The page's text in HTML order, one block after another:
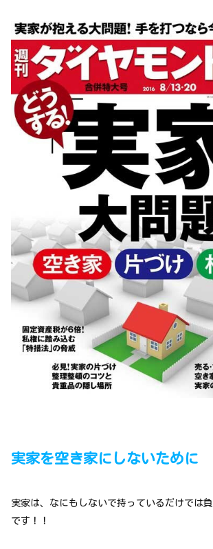
実家を空き家にしないために
実家は、なにもしないで持っているだけでは
です！！